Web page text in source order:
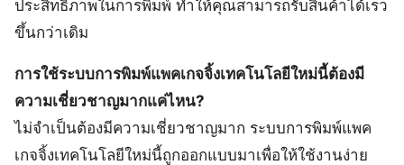
ประสิทธิภาพในการพิมพ์ ทำให้คุณสามารถรับสินค้าได้เร็ว
ขึ้นกว่าเดิม
การใช้ระบบการพิมพ์แพคเกจจิ้งเทคโนโลยีใหม่นี้ต้องมี
ความเชี่ยวชาญมากแค่ไหน?
ไม่จำเป็นต้องมีความเชี่ยวชาญมาก ระบบการพิมพ์แพค
เกจจิ้งเทคโนโลยีใหม่นี้ถูกออกแบบมาเพื่อให้ใช้งานง่าย